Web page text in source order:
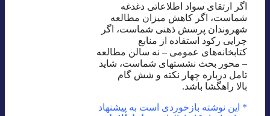
اگر ارتقای سواد اطلاعاتی دغدغه
شماست، اگر کاهش میزان مطالعه
شهروندان پرسش ذهنی شماست، اگر
چرایی رکود استفاده از منابع
کتابخانه‌های عمومی – نه سالن مطالعه
– محور بحث نشستهای شماست، شاید
تامل درباره چهار نکته و شش گام
بالا راهگشا باشد.
* این نوشته بازخوردی است به پیشنهاد